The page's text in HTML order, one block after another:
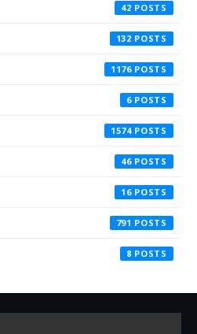
42
132
1176
6
1574
46
16
791
8